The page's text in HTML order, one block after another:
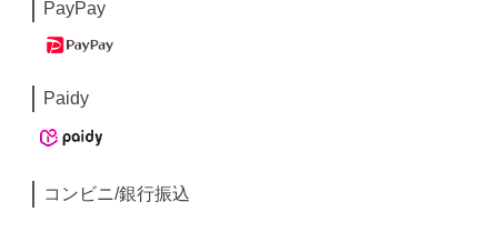
PayPay
Paidy
コンビニ/銀行振込